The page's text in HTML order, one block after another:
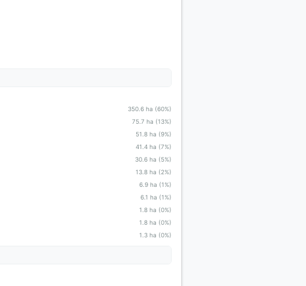
350.6 ha (60%)
75.7 ha (13%)
51.8 ha (9%)
41.4 ha (7%)
30.6 ha (5%)
13.8 ha (2%)
6.9 ha (1%)
6.1 ha (1%)
1.8 ha (0%)
1.8 ha (0%)
1.3 ha (0%)